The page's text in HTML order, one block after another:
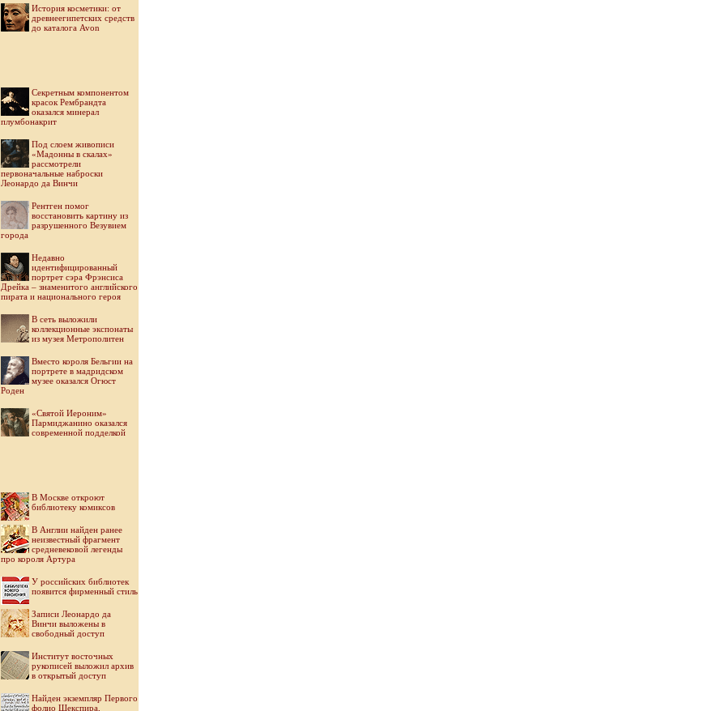
История косметики: от
древнеегипетских средств
до каталога Avon
Секретным компонентом
красок Рембрандта
оказался минерал
плумбонакрит
Под слоем живописи
«Мадонны в скалах»
рассмотрели
первоначальные наброски
Леонардо да Винчи
Рентген помог
восстановить картину из
разрушенного Везувием
города
Недавно
идентифицированный
портрет сэра Фрэнсиса
Дрейка – знаменитого английского
пирата и национального героя
В сеть выложили
коллекционные экспонаты
из музея Метрополитен
Вместо короля Бельгии на
портрете в мадридском
музее оказался Огюст
Роден
«Святой Иероним»
Пармиджанино оказался
современной подделкой
В Москве откроют
библиотеку комиксов
В Англии найден ранее
неизвестный фрагмент
средневековой легенды
про короля Артура
У российских библиотек
появится фирменный стиль
Записи Леонардо да
Винчи выложены в
свободный доступ
Институт восточных
рукописей выложил архив
в открытый доступ
Найден экземпляр Первого
фолио Шекспира,